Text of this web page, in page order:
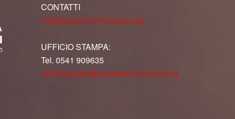
CONTATTI
info@questoeilmiocorpo.org
UFFICIO STAMPA:
Tel. 0541 909635
ufficiostampa@questoeilmiocorpo.org